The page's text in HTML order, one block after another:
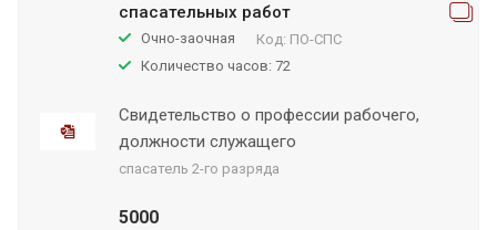
спасательных работ
Очно-заочная Код: ПО-СПС
Количество часов: 72
Свидетельство о профессии рабочего,
должности служащего
спасатель 2-го разряда
5000